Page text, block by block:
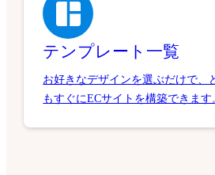
テンプレート一覧
お好きなデザインを選ぶだけで、
もすぐにECサイトを構築できます